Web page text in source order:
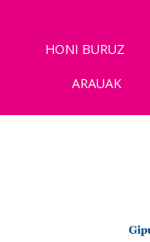
HONI BURUZ
ARAUAK